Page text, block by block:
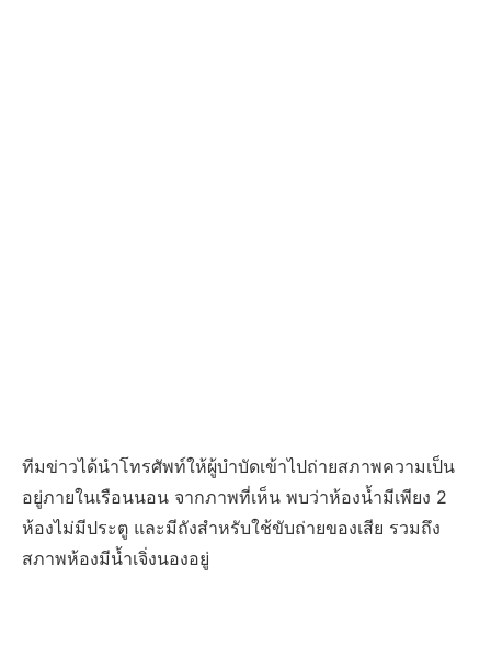
ทีมข่าวได้นำโทรศัพท์ให้ผู้บำบัดเข้าไปถ่ายสภาพความเป็น
อยู่ภายในเรือนนอน จากภาพที่เห็น พบว่าห้องน้ำมีเพียง 2
ห้องไม่มีประตู และมีถังสำหรับใช้ขับถ่ายของเสีย รวมถึง
สภาพห้องมีน้ำเจิ่งนองอยู่